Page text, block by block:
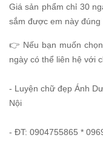
Giá sản phẩm chỉ 30
sắm được em này đúng
👉 Nếu bạn muốn
ngày có thể liên hệ với
- Luyện chữ đẹp Ánh
Nội
- ĐT: 0904755865 *